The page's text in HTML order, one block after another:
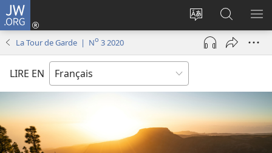
JW.ORG
Changer
langue
Se
connecter
(ouvre
nouvelle
sur
JW.ORG
La Tour de Garde | No 3 2020
LIRE EN